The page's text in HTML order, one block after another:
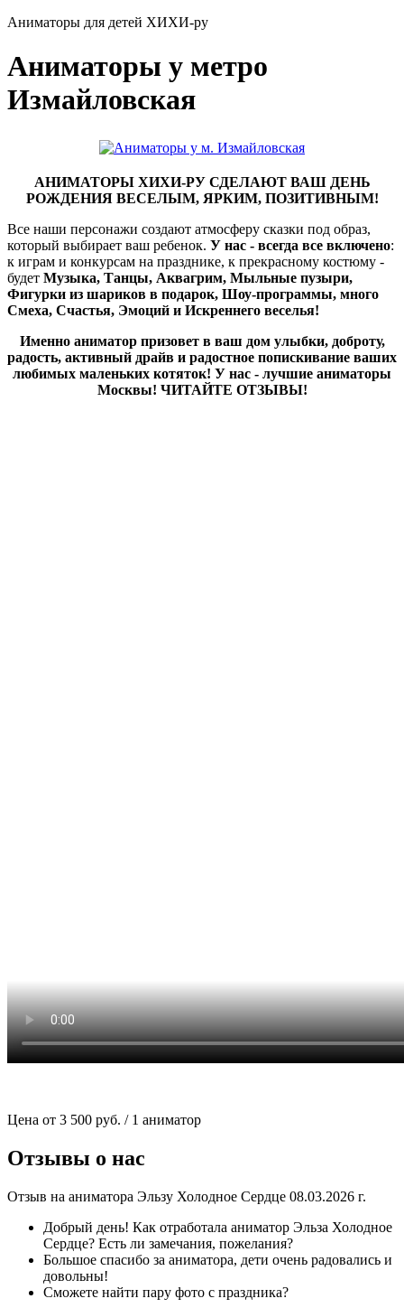
Аниматоры для детей ХИХИ-ру
Аниматоры у метро
Измайловская
АНИМАТОРЫ ХИХИ-РУ СДЕЛАЮТ ВАШ ДЕНЬ
РОЖДЕНИЯ ВЕСЕЛЫМ, ЯРКИМ, ПОЗИТИВНЫМ!
Все наши персонажи создают атмосферу сказки под образ,
который выбирает ваш ребенок. У нас - всегда все включено:
к играм и конкурсам на празднике, к прекрасному костюму -
будет Музыка, Танцы, Аквагрим, Мыльные пузыри,
Фигурки из шариков в подарок, Шоу-программы, много
Смеха, Счастья, Эмоций и Искреннего веселья!
Именно аниматор призовет в ваш дом улыбки, доброту,
радость, активный драйв и радостное попискивание ваших
любимых маленьких котяток! У нас - лучшие аниматоры
Москвы! ЧИТАЙТЕ ОТЗЫВЫ!
Цена от 3 500 руб. / 1 аниматор
Отзывы о нас
Отзыв на аниматора Эльзу Холодное Сердце 08.03.2026 г.
Добрый день! Как отработала аниматор Эльза Холодное
Сердце? Есть ли замечания, пожелания?
Большое спасибо за аниматора, дети очень радовались и
довольны!
Сможете найти пару фото с праздника?